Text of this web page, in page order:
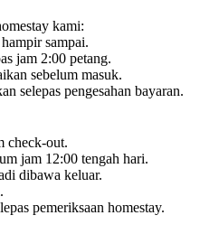
kami:
sampai.
jam 2:00 petang.
sebelum masuk.
selepas pengesahan bayaran.
check-out.
jam 12:00 tengah hari.
dibawa keluar.
pemeriksaan homestay.